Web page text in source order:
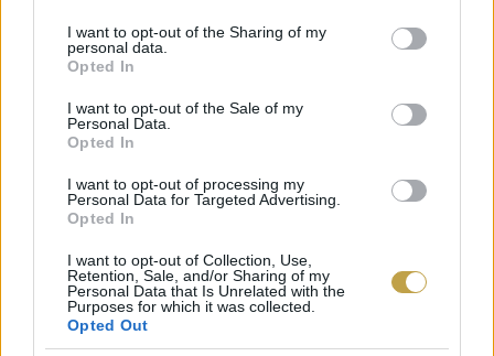
not limited to your visit or usage behaviour. You may click to
grant or deny consent to Google and its third-party tags to
use your data for below specified purposes in below Google
consent section.
I want to opt-out of the Sharing of my
personal data.
Opted In
I want to opt-out of the Sale of my
Personal Data.
Opted In
I want to opt-out of processing my
Personal Data for Targeted Advertising.
Opted In
I want to opt-out of Collection, Use,
Retention, Sale, and/or Sharing of my
Personal Data that Is Unrelated with the
Purposes for which it was collected.
Opted Out
Sok bortermelő ma mégis nagyon idegenkedik
az alkoholmentes(ített) kategóriától, és nem
hajlandó ilyen borokat készíteni, mivel
boridegennek tartja.
Aki viszont kóstolt már zéró alkoholtartalmú
borokat, még ha a legnagyobb nyitottsággal
tette is, tudja, hogy a legtöbbjük egyszerűen nem
finom. Annak érdekében pedig, hogy ízesebbé
tegyék, a borászatoknak gyakran édesíteniük kell